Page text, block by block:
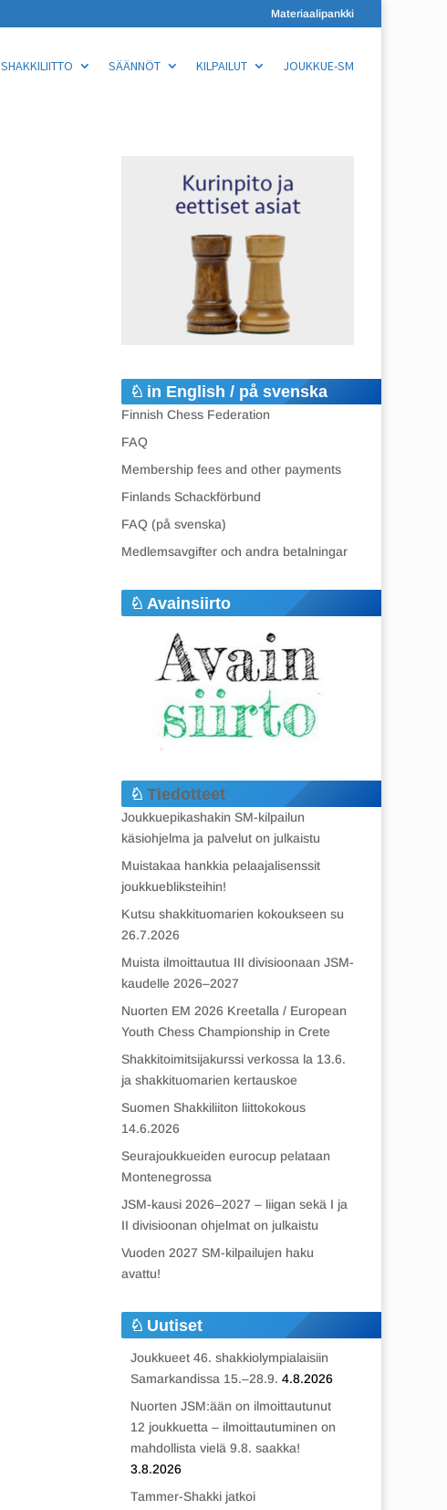
Materiaalipankki
SHAKKILIITTO SÄÄNNÖT KILPAILUT JOUKKUE-SM
in English / på svenska
Finnish Chess Federation
FAQ
Membership fees and other payments
Finlands Schackförbund
FAQ (på svenska)
Medlemsavgifter och andra betalningar
Avainsiirto
Tiedotteet
Joukkuepikashakin SM-kilpailun
käsiohjelma ja palvelut on julkaistu
Muistakaa hankkia pelaajalisenssit
joukkuebliksteihin!
Kutsu shakkituomarien kokoukseen su
26.7.2026
Muista ilmoittautua III divisioonaan JSM-
kaudelle 2026–2027
Nuorten EM 2026 Kreetalla / European
Youth Chess Championship in Crete
Shakkitoimitsijakurssi verkossa la 13.6.
ja shakkituomarien kertauskoe
Suomen Shakkiliiton liittokokous
14.6.2026
Seurajoukkueiden eurocup pelataan
Montenegrossa
JSM-kausi 2026–2027 – liigan sekä I ja
II divisioonan ohjelmat on julkaistu
Vuoden 2027 SM-kilpailujen haku
avattu!
Uutiset
Joukkueet 46. shakkiolympialaisiin
Samarkandissa 15.–28.9. 4.8.2026
Nuorten JSM:ään on ilmoittautunut
12 joukkuetta – ilmoittautuminen on
mahdollista vielä 9.8. saakka!
3.8.2026
Tammer-Shakki jatkoi